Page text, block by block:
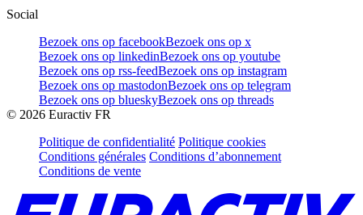
Social
Bezoek ons op facebookBezoek ons op x
Bezoek ons op linkedinBezoek ons op youtube
Bezoek ons op rss-feedBezoek ons op instagram
Bezoek ons op mastodonBezoek ons op telegram
Bezoek ons op blueskyBezoek ons op threads
© 2026 Euractiv FR
Politique de confidentialité Politique cookies
Conditions générales Conditions d’abonnement
Conditions de vente